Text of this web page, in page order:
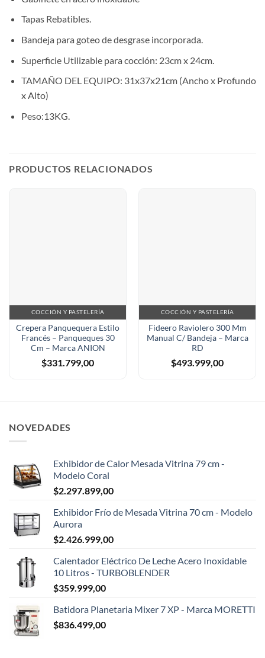
Tapas Rebatibles.
Bandeja para goteo de desgrase incorporada.
Superficie Utilizable para cocción: 23cm x 24cm.
TAMAÑO DEL EQUIPO: 31x37x21cm (Ancho x Profundo
x Alto)
Peso:13KG.
PRODUCTOS RELACIONADOS
COCCIÓN Y PASTELERÍA
Crepera Panquequera Estilo
Francés – Panqueques 30
Cm – Marca ANION
$331.799,00
COCCIÓN Y PASTELERÍA
Fideero Raviolero 300 Mm
Manual C/ Bandeja – Marca
RD
$493.999,00
NOVEDADES
Exhibidor de Calor Mesada Vitrina 79 cm -
Modelo Coral
$2.297.899,00
Exhibidor Frío de Mesada Vitrina 70 cm - Modelo
Aurora
$2.426.999,00
Calentador Eléctrico De Leche Acero Inoxidable
10 Litros - TURBOBLENDER
$359.999,00
Batidora Planetaria Mixer 7 XP - Marca MORETTI
$836.499,00